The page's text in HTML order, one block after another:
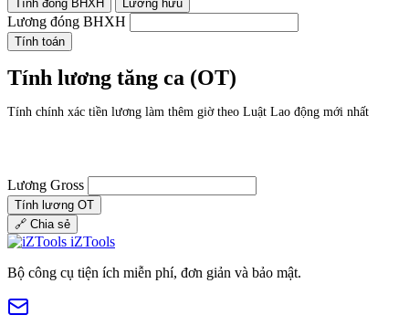
Tính đóng BHXH Lương hưu
Lương đóng BHXH
Tính toán
Tính lương tăng ca (OT)
Tính chính xác tiền lương làm thêm giờ theo Luật Lao động mới nhất
Lương Gross
Tính lương OT
🔗 Chia sẻ
iZTools
Bộ công cụ tiện ích miễn phí, đơn giản và bảo mật.